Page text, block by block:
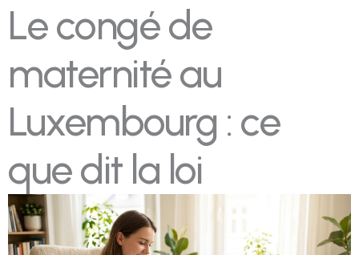
Le congé de
maternité au
Luxembourg : ce
que dit la loi